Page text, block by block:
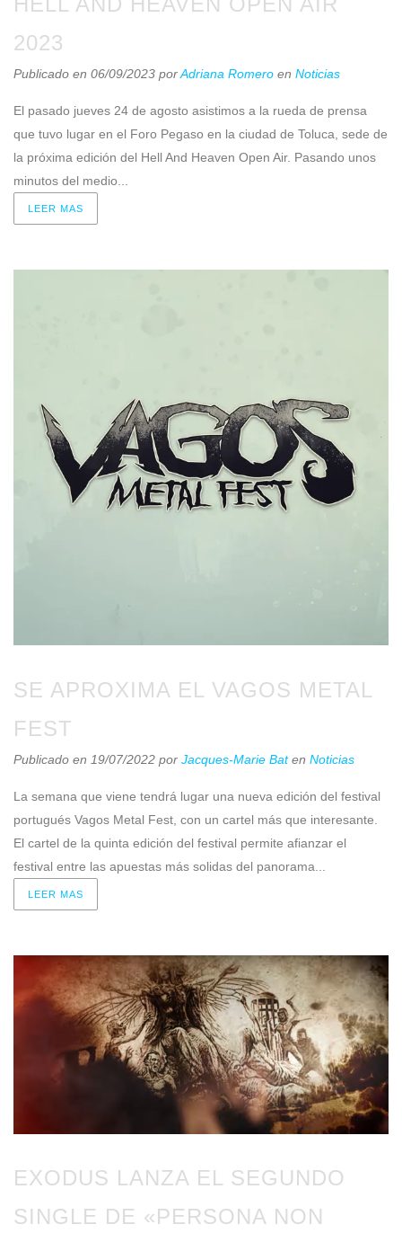
2023
Publicado en 06/09/2023 porAdriana Romero en Noticias
El pasado jueves 24 de agosto asistimos a la rueda de prensa
que tuvo lugar en el Foro Pegaso en la ciudad de Toluca, sede de
la próxima edición del Hell And Heaven Open Air. Pasando unos
minutos del medio...
LEER MAS
SE APROXIMA EL VAGOS METAL
FEST
Publicado en 19/07/2022 por Jacques-Marie Baten Noticias
La semana que viene tendrá lugar una nueva edición del festival
portugués Vagos Metal Fest, con un cartel más que interesante.
El cartel de la quinta edición del festival permite afianzar el
festival entre las apuestas más solidas del panorama...
LEER MAS
EXODUS LANZA EL SEGUNDO
SINGLE DE «PERSONA NON